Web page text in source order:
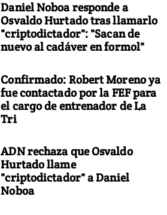
Daniel Noboa responde a
Osvaldo Hurtado tras llamarlo
"criptodictador": "Sacan de
nuevo al cadáver en formol"
Confirmado: Robert Moreno ya
fue contactado por la FEF para
el cargo de entrenador de La
Tri
ADN rechaza que Osvaldo
Hurtado llame
"criptodictador" a Daniel
Noboa